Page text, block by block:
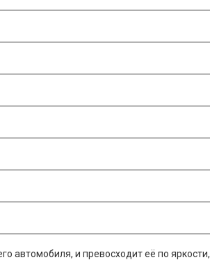
автомобиля, и превосходит её по яркости,